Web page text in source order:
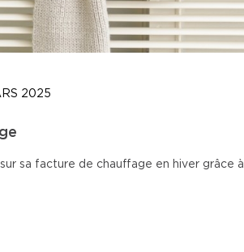
2025
sa facture de chauffage en hiver grâce à